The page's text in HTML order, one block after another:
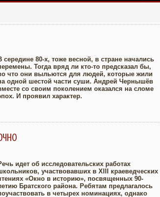
Увеличить
середине 80-х, тоже весной, в стране начались
Тогда вряд ли кто-то предсказал бы,
что они выльются для людей, которые жили
одной шестой части суши. Андрей Чернышёв
со своим поколением оказался на сломе
И проявил характер.
Увеличить
идет об исследовательских работах
участвовавших в XIII краеведческих
«Окно в историю», посвященных 90-
Братского района. Ребятам предлагалось
в четырех номинациях, однако